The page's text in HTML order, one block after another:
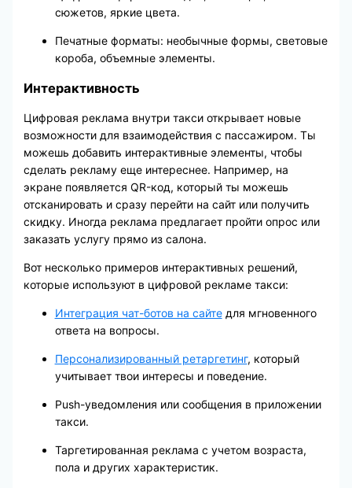
сюжетов, яркие цвета.
Печатные форматы: необычные формы, световые
короба, объемные элементы.
Интерактивность
Цифровая реклама внутри такси открывает новые
возможности для взаимодействия с пассажиром. Ты
можешь добавить интерактивные элементы, чтобы
сделать рекламу еще интереснее. Например, на
экране появляется QR-код, который ты можешь
отсканировать и сразу перейти на сайт или получить
скидку. Иногда реклама предлагает пройти опрос или
заказать услугу прямо из салона.
Вот несколько примеров интерактивных решений,
которые используют в цифровой рекламе такси:
Интеграция чат-ботов на сайтедля мгновенного
ответа на вопросы.
Персонализированный ретаргетинг, который
учитывает твои интересы и поведение.
Push-уведомления или сообщения в приложении
такси.
Таргетированная реклама с учетом возраста,
пола и других характеристик.